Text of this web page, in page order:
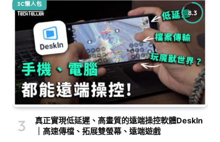
8.3
3C懶人包
真正實現低延遲、高畫質的遠端操控軟體DeskIn
｜高速傳檔、拓展雙螢幕、遠端遊戲